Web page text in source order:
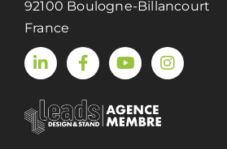
92100 Boulogne-Billancourt
France